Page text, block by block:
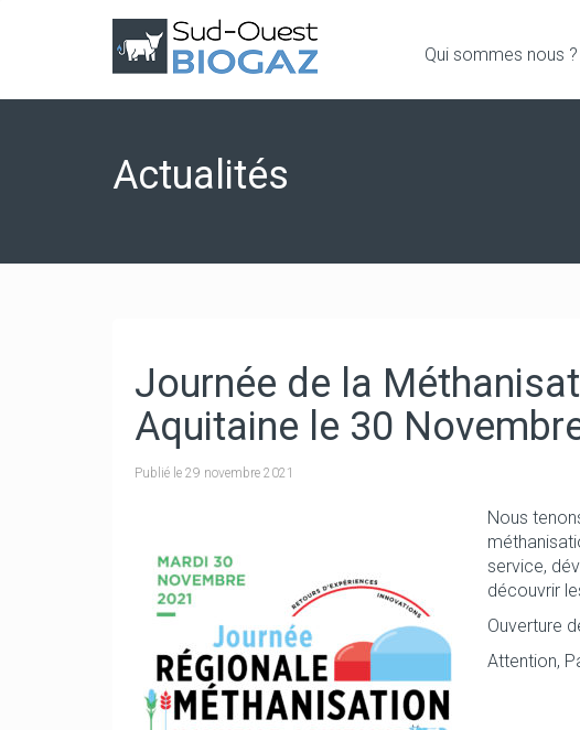
Qui sommes nous ?
Actualités
Journée de la
Aquitaine le 30
Publié le 29 novembre 2021
Nous
service,
découvrir
Ouverture
Attention,